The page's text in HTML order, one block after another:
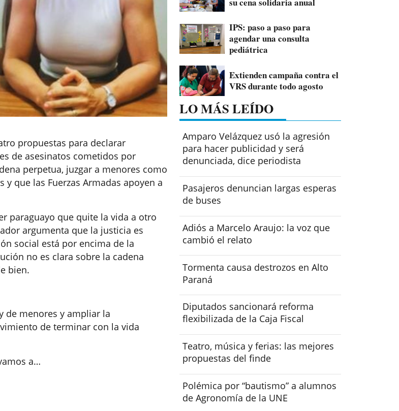
propuestas para declarar
de asesinatos cometidos por
perpetua, juzgar a menores como
que las Fuerzas Armadas apoyen a
paraguayo que quite la vida a otro
argumenta que la justicia es
social está por encima de la
no es clara sobre la cadena
bien.
de menores y ampliar la
de terminar con la vida
a…
IPS: paso a paso para
agendar una consulta
pediátrica
Extienden campaña contra el
VRS durante todo agosto
LO MÁS LEÍDO
Amparo Velázquez usó la agresión
para hacer publicidad y será
denunciada, dice periodista
Pasajeros denuncian largas esperas
de buses
Adiós a Marcelo Araujo: la voz que
cambió el relato
Tormenta causa destrozos en Alto
Paraná
Diputados sancionará reforma
flexibilizada de la Caja Fiscal
Teatro, música y ferias: las mejores
propuestas del finde
Polémica por “bautismo” a alumnos
de Agronomía de la UNE